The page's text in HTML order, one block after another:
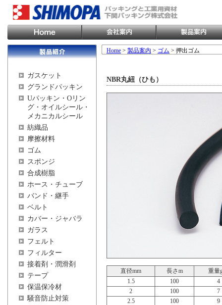
ガスケット
グランドパッキン
Uパッキン・Oリン
グ・オイルシール・
メカニカルシール
紡織品
摩擦材料
ゴム
スポンジ
合成樹脂
ホース・チューブ
バンド・継手
ベルト
カバー・ジャバラ
ガラス
フェルト
フィルター
接着剤・潤滑剤
テープ
保温保冷材
騒音防止対策
Home > 製品案内 > ゴム > 押出ゴム
NBR丸紐（ひも）
直径mm 長さm
重量
1.5
100
4
2
100
7
2.5
100
9